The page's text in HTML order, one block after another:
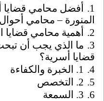
1.
أفضل محامي قضايا
المنورة – محامي
2.
أهمية محامي قضايا
3.
ما الذي يجب أن
قضايا أسرية؟
4.
1. الخبرة والكفاءة
5.
2. التخصص
6.
3. السمعة